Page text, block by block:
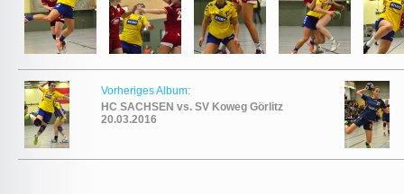
Vorheriges Album:
HC SACHSEN vs. SV Koweg Görlitz
20.03.2016